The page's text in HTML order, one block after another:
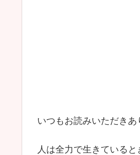
いつもお読みいただきあ
人は全力で生きている